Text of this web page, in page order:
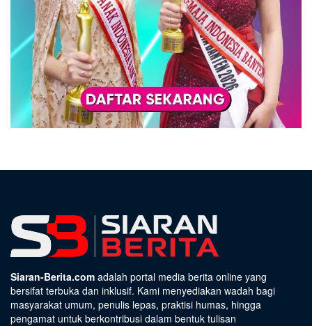
Siaran-Berita.com adalah portal media berita online yang
bersifat terbuka dan inklusif. Kami menyediakan wadah bagi
masyarakat umum, penulis lepas, praktisi humas, hingga
pengamat untuk berkontribusi dalam bentuk tulisan